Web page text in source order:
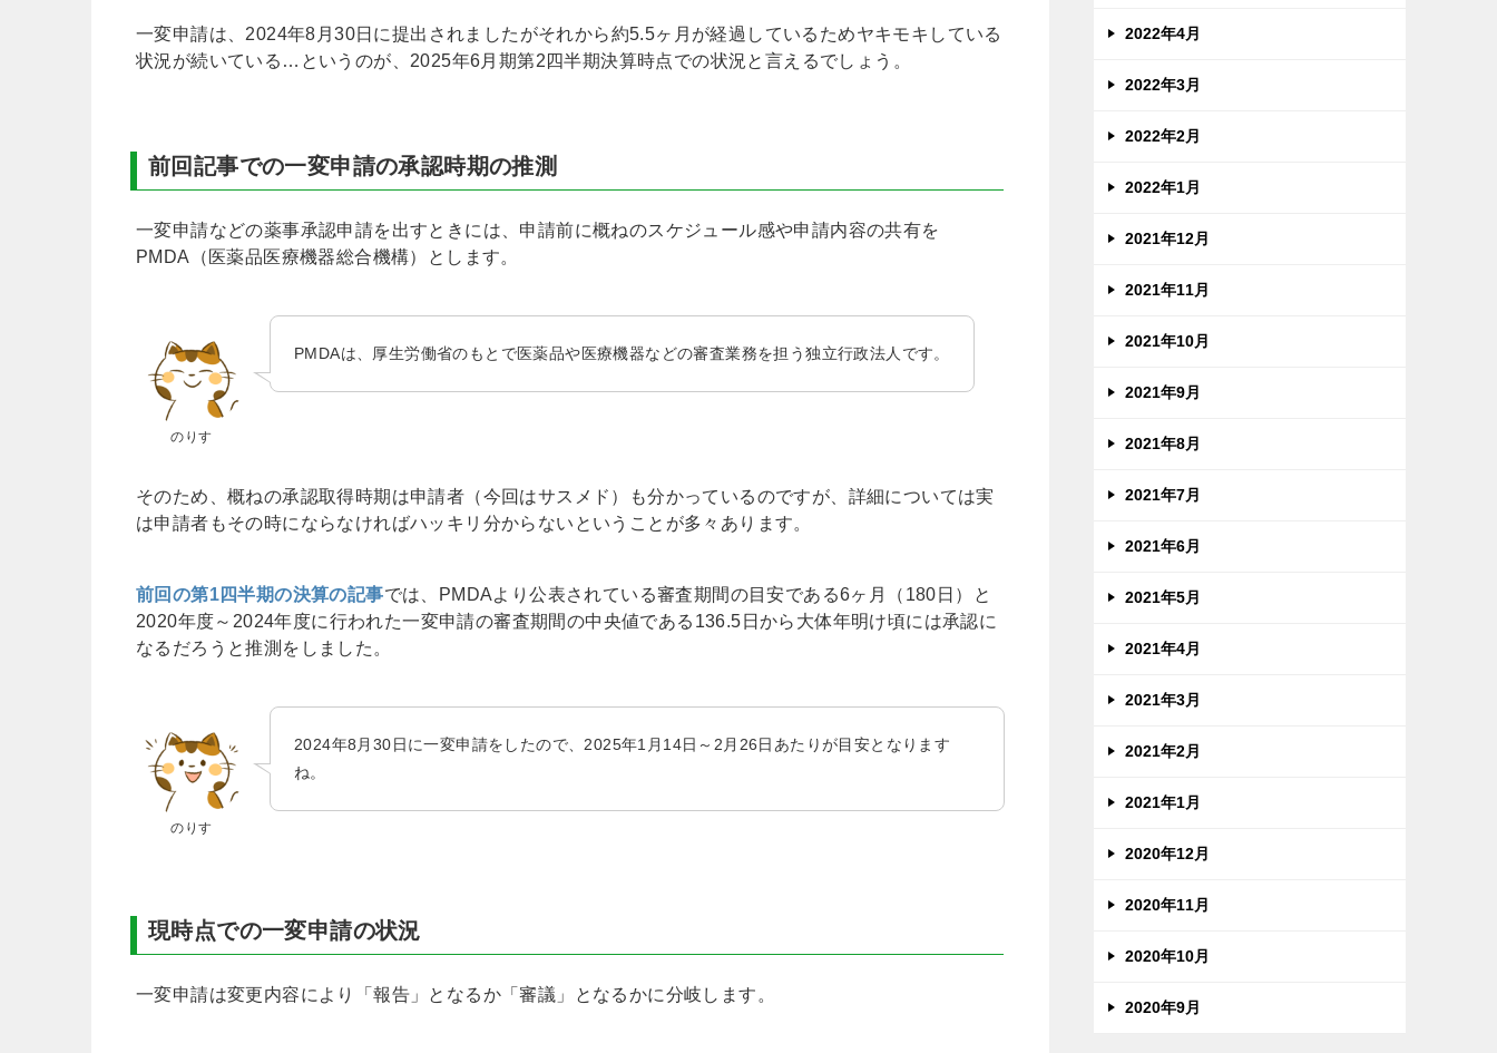
一変申請は、2024年8月30日に提出されましたがそれから約5.5ヶ月が経過しているためヤキモキしている
状況が続いている…というのが、2025年6月期第2四半期決算時点での状況と言えるでしょう。
前回記事での一変申請の承認時期の推測
一変申請などの薬事承認申請を出すときには、申請前に概ねのスケジュール感や申請内容の共有を
PMDA（医薬品医療機器総合機構）とします。
のりす
PMDAは、厚生労働省のもとで医薬品や医療機器などの審査業務を担う独立行政法人です。
そのため、概ねの承認取得時期は申請者（今回はサスメド）も分かっているのですが、詳細については実
は申請者もその時にならなければハッキリ分からないということが多々あります。
前回の第1四半期の決算の記事では、PMDAより公表されている審査期間の目安である6ヶ月（180日）と
2020年度～2024年度に行われた一変申請の審査期間の中央値である136.5日から大体年明け頃には承認に
なるだろうと推測をしました。
のりす
2024年8月30日に一変申請をしたので、2025年1月14日～2月26日あたりが目安となります
ね。
現時点での一変申請の状況
一変申請は変更内容により「報告」となるか「審議」となるかに分岐します。
2022年4月
2022年3月
2022年2月
2022年1月
2021年12月
2021年11月
2021年10月
2021年9月
2021年8月
2021年7月
2021年6月
2021年5月
2021年4月
2021年3月
2021年2月
2021年1月
2020年12月
2020年11月
2020年10月
2020年9月